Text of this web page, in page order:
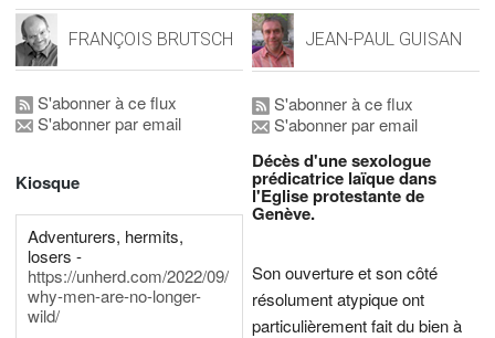
FRANÇOIS BRUTSCH
S'abonner à ce flux
S'abonner par email
Kiosque
Adventurers, hermits,
losers -
https://unherd.com/2022/09/
why-men-are-no-longer-
wild/
JEAN-PAUL GUISAN
S'abonner à ce flux
S'abonner par email
Décès d'une sexologue
prédicatrice laïque dans
l'Eglise protestante de
Genève.
Son ouverture et son côté
résolument atypique ont
particulièrement fait du bien à